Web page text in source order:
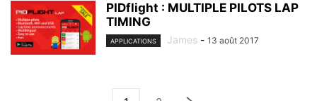
PIDflight : MULTIPLE PILOTS LAP
TIMING
APPLICATIONS James - 13 août 2017